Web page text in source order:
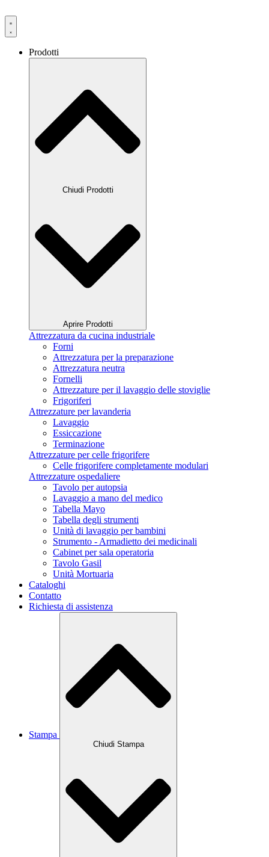
Prodotti
Chiudi Prodotti
Aprire Prodotti
Attrezzatura da cucina industriale
Forni
Attrezzatura per la preparazione
Attrezzatura neutra
Fornelli
Attrezzature per il lavaggio delle stoviglie
Frigoriferi
Attrezzature per lavanderia
Lavaggio
Essiccazione
Terminazione
Attrezzature per celle frigorifere
Celle frigorifere completamente modulari
Attrezzature ospedaliere
Tavolo per autopsia
Lavaggio a mano del medico
Tabella Mayo
Tabella degli strumenti
Unità di lavaggio per bambini
Strumento - Armadietto dei medicinali
Cabinet per sala operatoria
Tavolo Gasil
Unità Mortuaria
Cataloghi
Contatto
Richiesta di assistenza
Stampa
Chiudi Stampa